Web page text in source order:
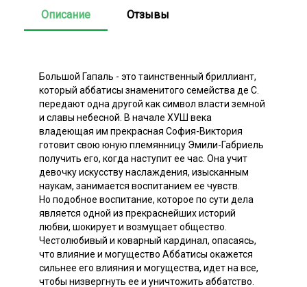
Описание Отзывы
Большой Гапаль - это таинственный бриллиант,
который аббатисы знаменитого семейства де С.
передают одна другой как символ власти земной
и славы небесной. В начале ХУШ века
владеющая им прекрасная София-Виктория
готовит свою юную племянницу Эмили-Габриель
получить его, когда наступит ее час. Она учит
девочку искусству наслаждения, изысканным
наукам, занимается воспитанием ее чувств.
Но подобное воспитание, которое по сути дела
является одной из прекраснейших историй
любви, шокирует и возмущает общество.
Честолюбивый и коварный кардинал, опасаясь,
что влияние и могущество Аббатисы окажется
сильнее его влияния и могущества, идет на все,
чтобы низвергнуть ее и уничтожить аббатство.